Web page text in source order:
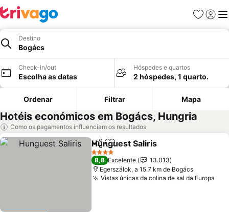
Favoritos
Iniciar
Destino
Bogács
Check-in/out
Escolha as datas
Hóspedes e quartos
2 hóspedes, 1 quarto.
Ordenar Filtrar Mapa
Hotéis económicos em Bogács, Hungria
Como os pagamentos influenciam os resultados
PartilharAdicionar aos favoritos
Hunguest Saliris
4 Estrelas
8,8 Excelente
13.013
Egerszálok, a 15.7 km de Bogács
Vistas únicas da colina de sal da Europa